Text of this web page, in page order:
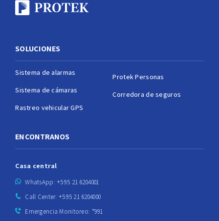
SOLUCIONES
Sistema de alarmas
Sistema de cámaras
Rastreo vehicular GPS
Protek Personas
Corredora de seguros
ENCONTRANOS
Casa central
WhatsApp: +595 21 6204001
Call Center: +595 21 6204000
Emergencia Monitoreo: *991